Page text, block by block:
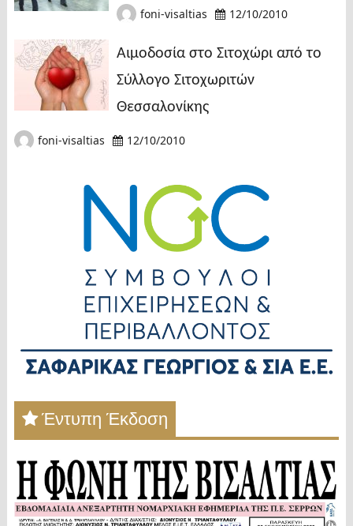
foni-visaltias 12/10/2010
Αιμοδοσία στο Σιτοχώρι από το
Σύλλογο Σιτοχωριτών
Θεσσαλονίκης
foni-visaltias 12/10/2010
Έντυπη Έκδοση